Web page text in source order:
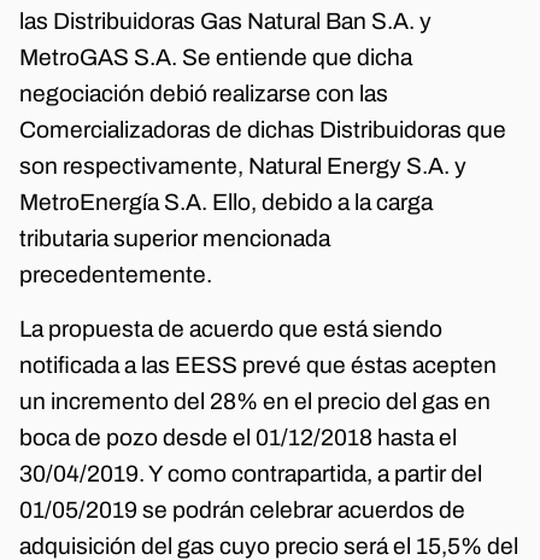
las Distribuidoras Gas Natural Ban S.A. y
MetroGAS S.A. Se entiende que dicha
negociación debió realizarse con las
Comercializadoras de dichas Distribuidoras que
son respectivamente, Natural Energy S.A. y
MetroEnergía S.A. Ello, debido a la carga
tributaria superior mencionada
precedentemente.
La propuesta de acuerdo que está siendo
notificada a las EESS prevé que éstas acepten
un incremento del 28% en el precio del gas en
boca de pozo desde el 01/12/2018 hasta el
30/04/2019. Y como contrapartida, a partir del
01/05/2019 se podrán celebrar acuerdos de
adquisición del gas cuyo precio será el 15,5% del